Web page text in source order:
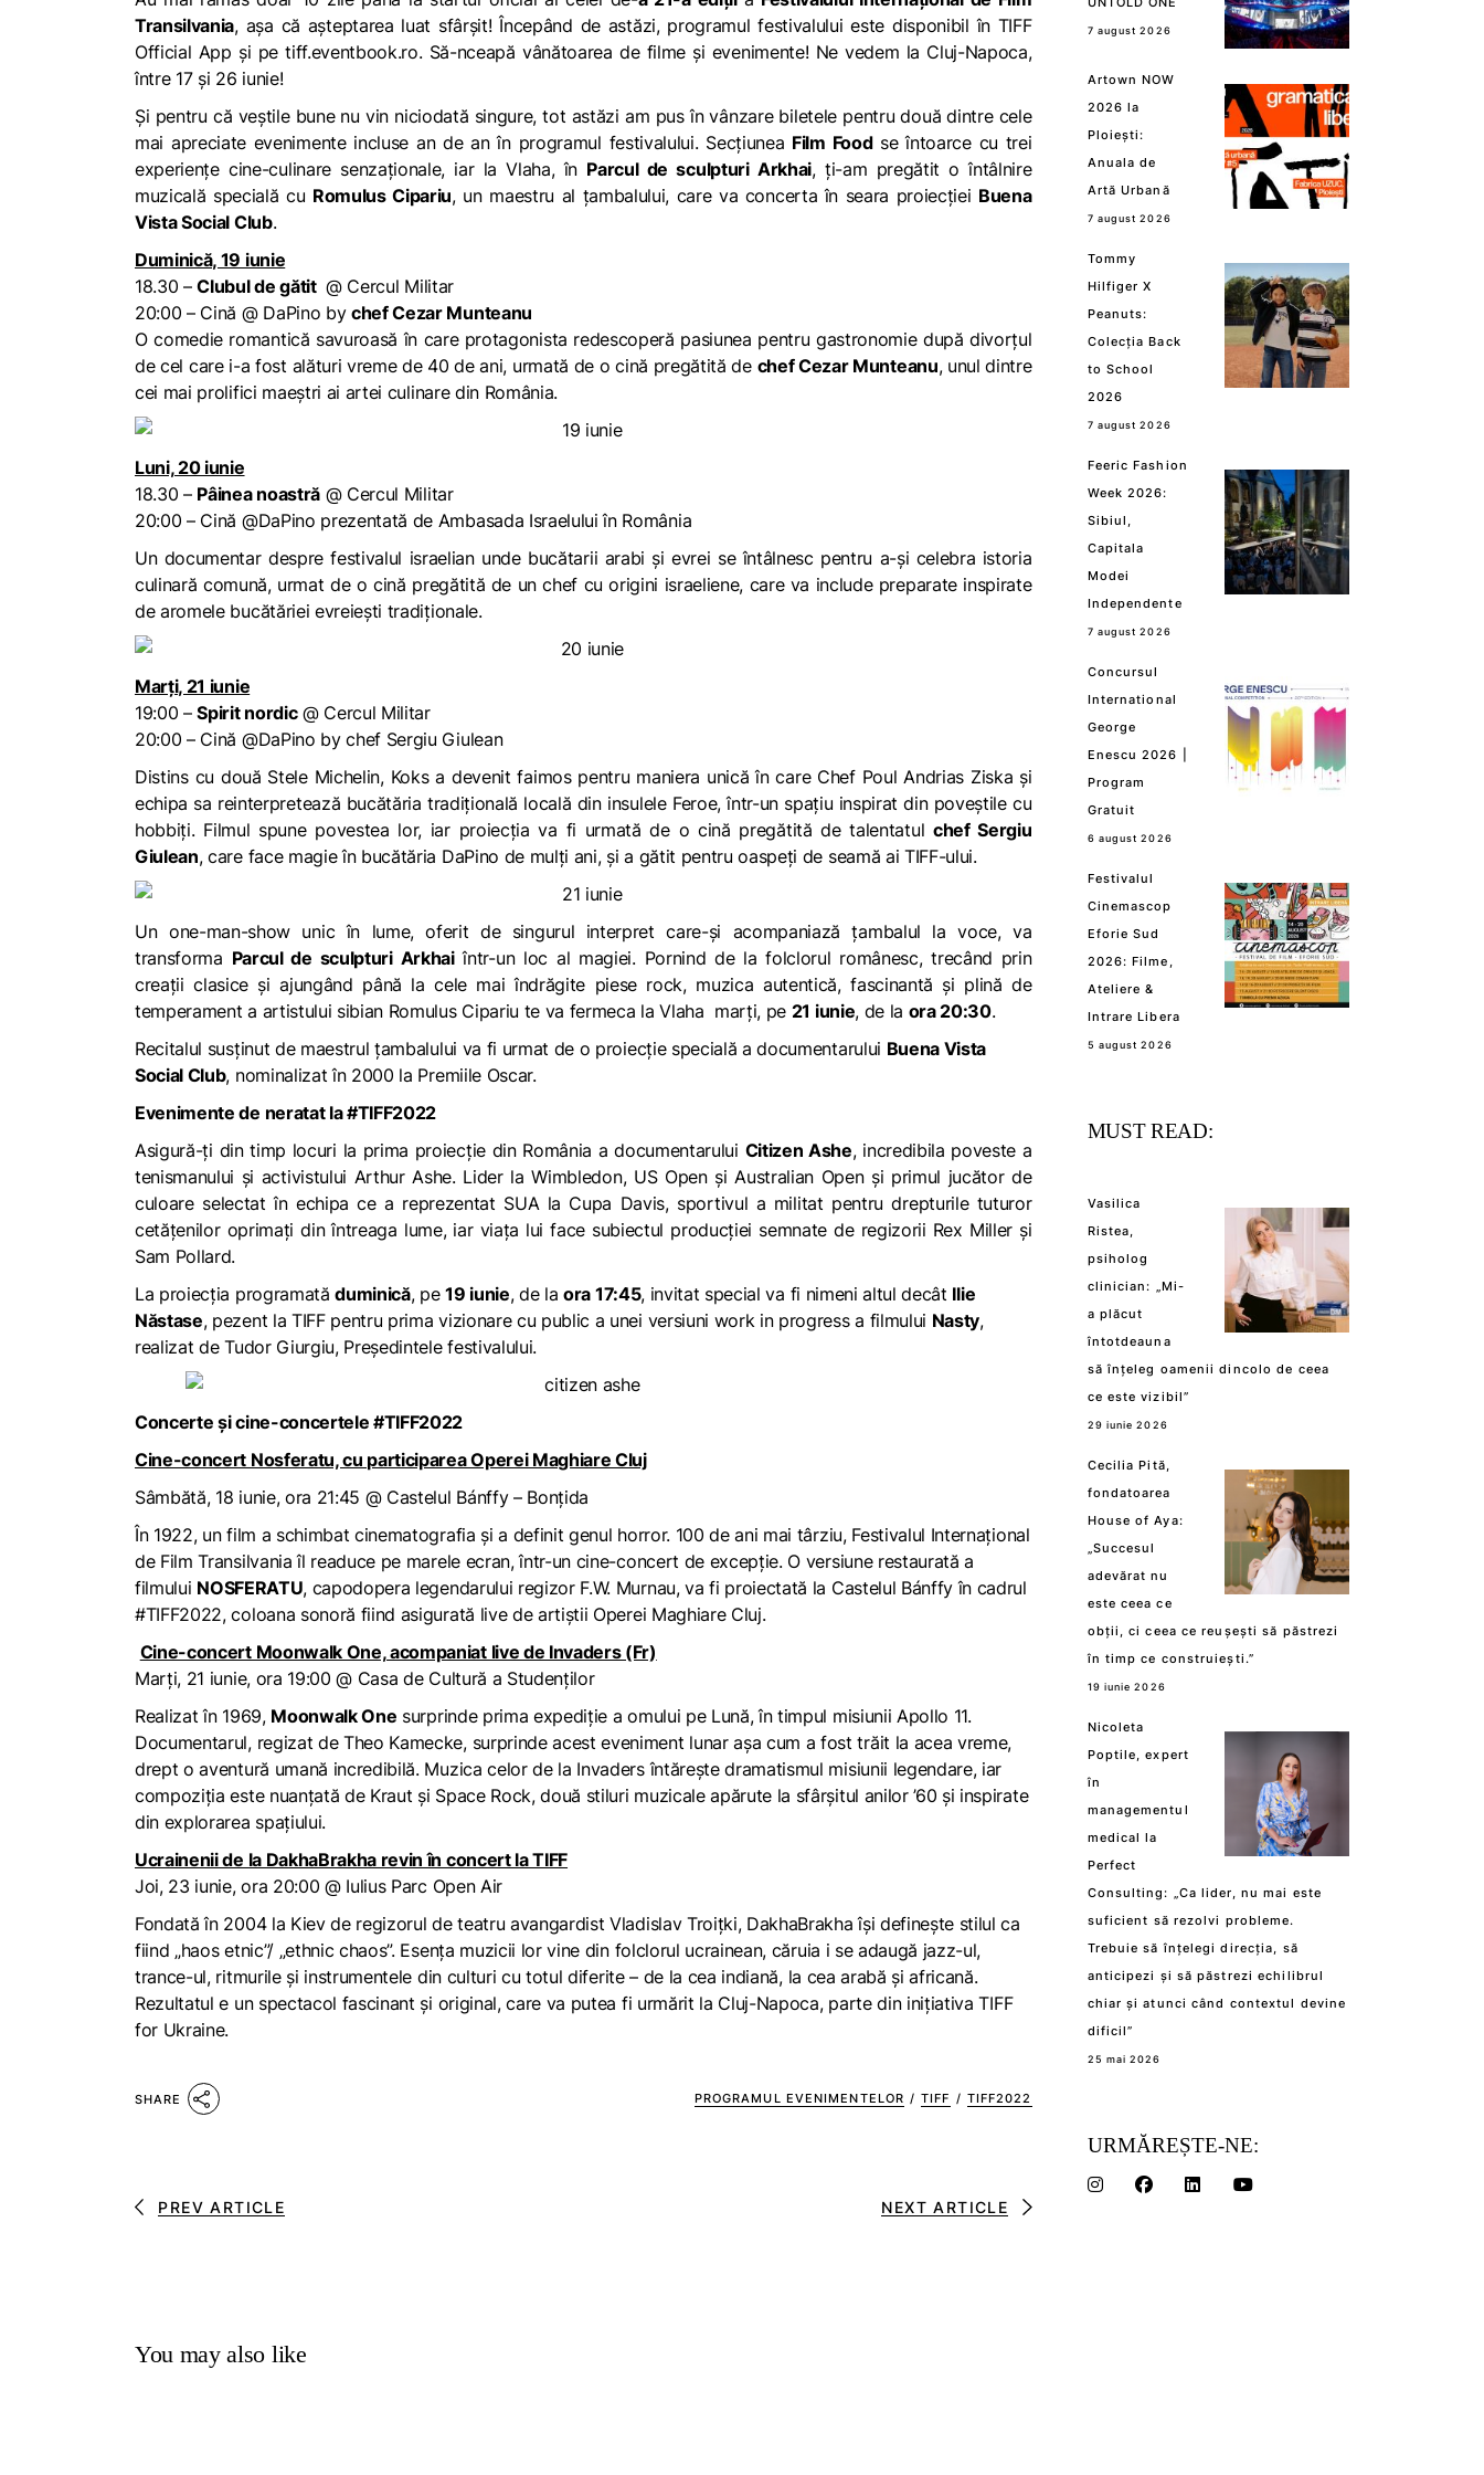
Transilvania, așa că așteptarea luat sfârșit! Începând de astăzi, programul festivalului este disponibil în TIFF
Official App și pe tiff.eventbook.ro. Să-nceapă vânătoarea de filme și evenimente! Ne vedem la Cluj-Napoca,
între 17 și 26 iunie!
Și pentru că veștile bune nu vin niciodată singure, tot astăzi am pus în vânzare biletele pentru două dintre cele
mai apreciate evenimente incluse an de an în programul festivalului. Secțiunea Film Food se întoarce cu trei
experiențe cine-culinare senzaționale, iar la Vlaha, în Parcul de sculpturi Arkhai, ți-am pregătit o întâlnire
muzicală specială cu Romulus Cipariu, un maestru al țambalului, care va concerta în seara proiecției Buena
Vista Social Club.
Duminică, 19 iunie
18.30 –Clubul de gătit @ Cercul Militar
20:00 – Cină @ DaPino by chef Cezar Munteanu
O comedie romantică savuroasă în care protagonista redescoperă pasiunea pentru gastronomie după divorțul
de cel care i-a fost alături vreme de 40 de ani, urmată de o cină pregătită de chef Cezar Munteanu, unul dintre
cei mai prolifici maeștri ai artei culinare din România.
Luni, 20 iunie
18.30 – Pâinea noastră@ Cercul Militar
20:00 – Cină @DaPino prezentată de Ambasada Israelului în România
Un documentar despre festivalul israelian unde bucătarii arabi și evrei se întâlnesc pentru a-și celebra istoria
culinară comună, urmat de o cină pregătită de un chef cu origini israeliene, care va include preparate inspirate
de aromele bucătăriei evreiești tradiționale.
Marți, 21 iunie
19:00 –Spirit nordic@ Cercul Militar
20:00 – Cină @DaPino by chef Sergiu Giulean
Distins cu două Stele Michelin, Koks a devenit faimos pentru maniera unică în care Chef Poul Andrias Ziska și
echipa sa reinterpretează bucătăria tradițională locală din insulele Feroe, într-un spațiu inspirat din poveștile cu
hobbiți. Filmul spune povestea lor, iar proiecția va fi urmată de o cină pregătită de talentatul chef Sergiu
Giulean, care face magie în bucătăria DaPino de mulți ani, și a gătit pentru oaspeți de seamă ai TIFF-ului.
Un one-man-show unic în lume, oferit de singurul interpret care-și acompaniază țambalul la voce, va
transforma Parcul de sculpturi Arkhai într-un loc al magiei. Pornind de la folclorul românesc, trecând prin
creații clasice și ajungând până la cele mai îndrăgite piese rock, muzica autentică, fascinantă și plină de
temperament a artistului sibian Romulus Cipariu te va fermeca la Vlaha marți, pe 21 iunie, de la ora 20:30.
Recitalul susținut de maestrul țambalului va fi urmat de o proiecție specială a documentarului Buena Vista
Social Club, nominalizat în 2000 la Premiile Oscar.
Evenimente de neratat la #TIFF2022
Asigură-ți din timp locuri la prima proiecție din România a documentarului Citizen Ashe, incredibila poveste a
tenismanului și activistului Arthur Ashe. Lider la Wimbledon, US Open şi Australian Open şi primul jucător de
culoare selectat în echipa ce a reprezentat SUA la Cupa Davis, sportivul a militat pentru drepturile tuturor
cetățenilor oprimați din întreaga lume, iar viața lui face subiectul producției semnate de regizorii Rex Miller și
Sam Pollard.
La proiecția programată duminică, pe 19 iunie, de la ora 17:45, invitat special va fi nimeni altul decât Ilie
Năstase, pezent la TIFF pentru prima vizionare cu public a unei versiuni work in progress a filmului Nasty,
realizat de Tudor Giurgiu, Președintele festivalului.
Concerte și cine-concertele #TIFF2022
Cine-concert Nosferatu, cu participarea Operei Maghiare Cluj
Sâmbătă, 18 iunie, ora 21:45 @ Castelul Bánffy – Bonțida
În 1922, un film a schimbat cinematografia și a definit genul horror. 100 de ani mai târziu, Festivalul Internațional
de Film Transilvania îl readuce pe marele ecran, într-un cine-concert de excepție. O versiune restaurată a
filmului NOSFERATU, capodopera legendarului regizor F.W. Murnau, va fi proiectată la Castelul Bánffy în cadrul
#TIFF2022, coloana sonoră fiind asigurată live de artiștii Operei Maghiare Cluj.
Cine-concert Moonwalk One, acompaniat live de Invaders (Fr)
Marți, 21 iunie, ora 19:00 @ Casa de Cultură a Studenților
Realizat în 1969, Moonwalk One surprinde prima expediție a omului pe Lună, în timpul misiunii Apollo 11.
Documentarul, regizat de Theo Kamecke, surprinde acest eveniment lunar așa cum a fost trăit la acea vreme,
drept o aventură umană incredibilă. Muzica celor de la Invaders întărește dramatismul misiunii legendare, iar
compoziția este nuanțată de Kraut și Space Rock, două stiluri muzicale apărute la sfârșitul anilor ’60 și inspirate
din explorarea spațiului.
Ucrainenii de la DakhaBrakha revin în concert la TIFF
Joi, 23 iunie, ora 20:00 @ Iulius Parc Open Air
Fondată în 2004 la Kiev de regizorul de teatru avangardist Vladislav Troițki, DakhaBrakha își definește stilul ca
fiind „haos etnic”/ „ethnic chaos”. Esența muzicii lor vine din folclorul ucrainean, căruia i se adaugă jazz-ul,
trance-ul, ritmurile și instrumentele din culturi cu totul diferite – de la cea indiană, la cea arabă și africană.
Rezultatul e un spectacol fascinant și original, care va putea fi urmărit la Cluj-Napoca, parte din inițiativa TIFF
for Ukraine.
SHARE PROGRAMUL EVENIMENTELOR / TIFF / TIFF2022
PREV ARTICLE NEXT ARTICLE
You may also like
7 august 2026
Artown NOW
2026 la
Ploiești:
Anuala de
Artă Urbană
7 august 2026
Tommy
Hilfiger X
Peanuts:
Colecția Back
to School
2026
7 august 2026
Feeric Fashion
Week 2026:
Sibiul,
Capitala
Modei
Independente
7 august 2026
Concursul
International
George
Enescu 2026 |
Program
Gratuit
6 august 2026
Festivalul
Cinemascop
Eforie Sud
2026: Filme,
Ateliere &
Intrare Libera
5 august 2026
MUST READ:
Vasilica
Ristea,
psiholog
clinician: „Mi-
a plăcut
întotdeauna
să înțeleg oamenii dincolo de ceea
ce este vizibil”
29 iunie 2026
Cecilia Pită,
fondatoarea
House of Aya:
„Succesul
adevărat nu
este ceea ce
obții, ci ceea ce reușești să păstrezi
în timp ce construiești.”
19 iunie 2026
Nicoleta
Poptile, expert
în
managementul
medical la
Perfect
Consulting: „Ca lider, nu mai este
suficient să rezolvi probleme.
Trebuie să înțelegi direcția, să
anticipezi și să păstrezi echilibrul
chiar și atunci când contextul devine
dificil”
25 mai 2026
URMĂREȘTE-NE: